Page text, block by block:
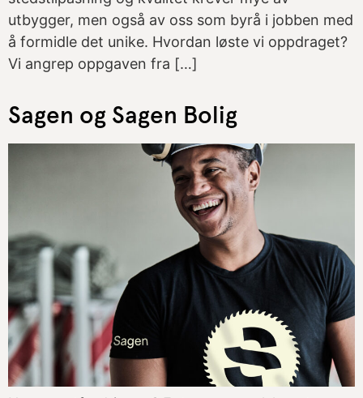
utbygger, men også av oss som byrå i jobben med
å formidle det unike. Hvordan løste vi oppdraget?
Vi angrep oppgaven fra […]
Sagen og Sagen Bolig